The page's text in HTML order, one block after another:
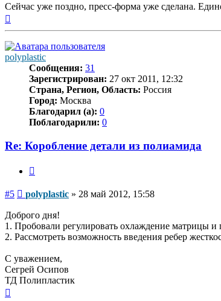
Сейчас уже поздно, пресс-форма уже сделана.
polyplastic
Сообщения: 31
Зарегистрирован: 27 окт 2011, 12:32
Страна, Регион, Область: Россия
Город: Москва
Благодарил (а): 0
Поблагодарили: 0
Re: Коробление детали из полиамида
#5 Сообщение
polyplastic » 28 май 2012, 15:58
Доброго дня!
1. Пробовали регулировать охлаждение матрицы
2. Рассмотреть возможность введения ребер
С уважением,
Сегрей Осипов
ТД Полипластик